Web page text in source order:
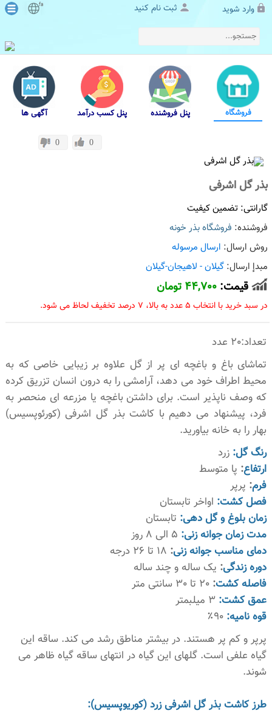
وارد شوید ثبت نام کنید fa
فروشگاه پنل فروشنده پنل کسب درآمد آگهی ها
0 0
بذر گل اشرفی
گارانتی: تضمین کیفیت
فروشنده: فروشگاه بذر خونه
روش ارسال: ارسال مرسوله
مبدإ ارسال: گیلان - لاهیجان-گیلان
قیمت:44,700 تومان
در سبد خرید با انتخاب 5 عدد به بالا، 7 درصد تخفیف لحاظ می شود.
تعداد:20 عدد
تماشای باغ و باغچه ای پر از گل علاوه بر زیبایی خاصی که به
محیط اطراف خود می دهد، آرامشی را به درون انسان تزریق کرده
که وصف ناپذیر است. برای داشتن باغچه یا مزرعه ای منحصر به
فرد، پیشنهاد می دهیم با کاشت بذر گل اشرفی (کورئوپسیس)
بهار را به خانه بیاورید.
رنگ گل: زرد
ارتفاع: پا متوسط
فرم: پرپر
فصل کشت: اواخر تابستان
زمان بلوغ و گل دهی: تابستان
مدت زمان جوانه زنی:
دمای مناسب جوانه زنی:
دوره زندگی: یک ساله و چند ساله
فاصله کشت:
عمق کشت:
قوه نامیه:
پرپر و کم پر هستند. در بیشتر مناطق رشد می کند. ساقه این
گیاه علفی است. گلهای این گیاه در انتهای ساقه گیاه ظاهر می
شوند.
طرز کاشت بذر گل اشرفی زرد (کوریوپسیس):